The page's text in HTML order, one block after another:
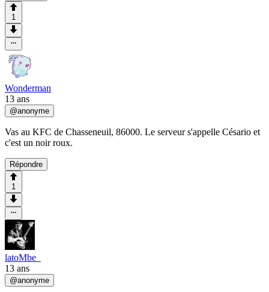
1
Wonderman
13 ans
@anonyme
Vas au KFC de Chasseneuil, 86000. Le serveur s'appelle Césario et
c'est un noir roux.
Répondre
1
latoMbe_
13 ans
@anonyme